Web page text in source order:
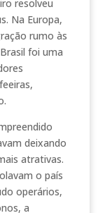
resolveu
Na Europa,
rumo às
foi uma
deixando
atrativas.
o país
operários,
a